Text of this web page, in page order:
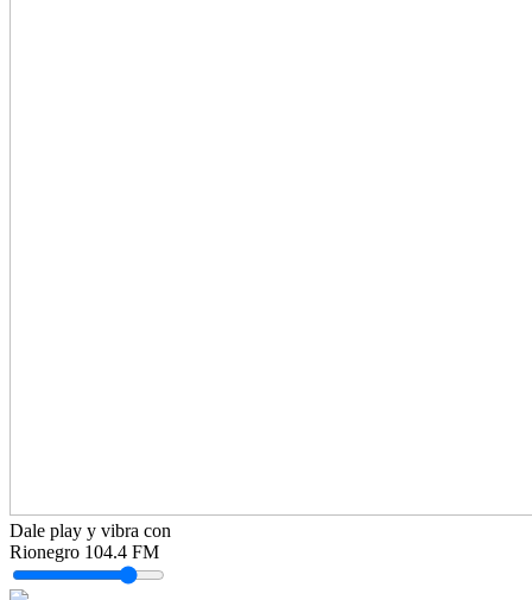
Dale play y vibra con
Rionegro 104.4 FM